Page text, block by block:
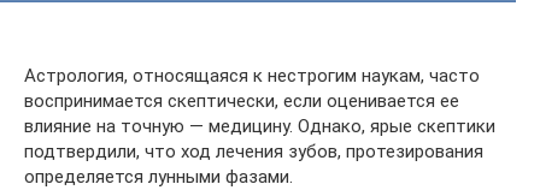
Астрология, относящаяся к нестрогим наукам, часто
воспринимается скептически, если оценивается ее
влияние на точную — медицину. Однако, ярые скептики
подтвердили, что ход лечения зубов, протезирования
определяется лунными фазами.